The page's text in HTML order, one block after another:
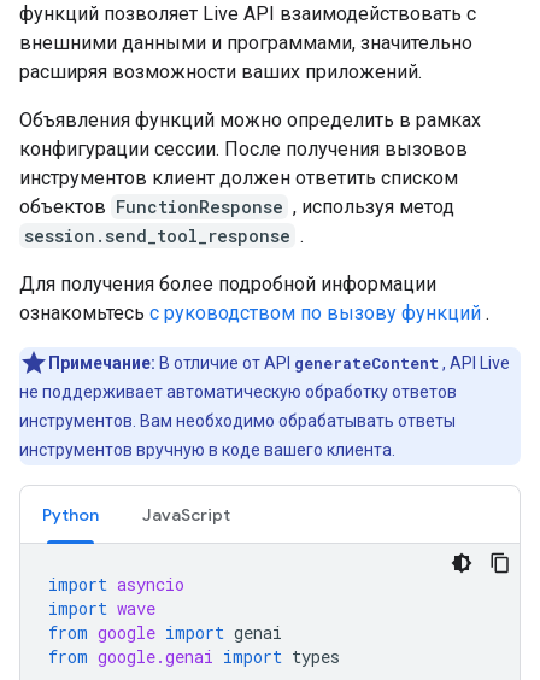
функций позволяет Live API взаимодействовать с
внешними данными и программами, значительно
расширяя возможности ваших приложений.
Объявления функций можно определить в рамках
конфигурации сессии. После получения вызовов
инструментов клиент должен ответить списком
объектов FunctionResponse , используя метод
session.send_tool_response .
Для получения более подробной информации
ознакомьтесь с руководством по вызову функций .
Примечание: В отличие от API generateContent , API Live
не поддерживает автоматическую обработку ответов
инструментов. Вам необходимо обрабатывать ответы
инструментов вручную в коде вашего клиента.
Python JavaScript
import asyncio
import wave
from google import genai
from google.genai import types